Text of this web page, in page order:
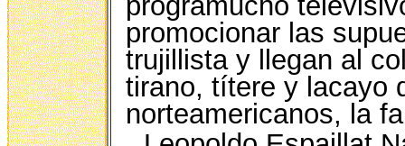
promocionar las
trujillista y llegan al
tirano, títere y lacayo
norteamericanos, la